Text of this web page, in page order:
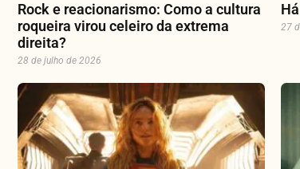
Rock e reacionarismo: Como a cultura
roqueira virou celeiro da extrema
direita?
28 de julho de 2026
27